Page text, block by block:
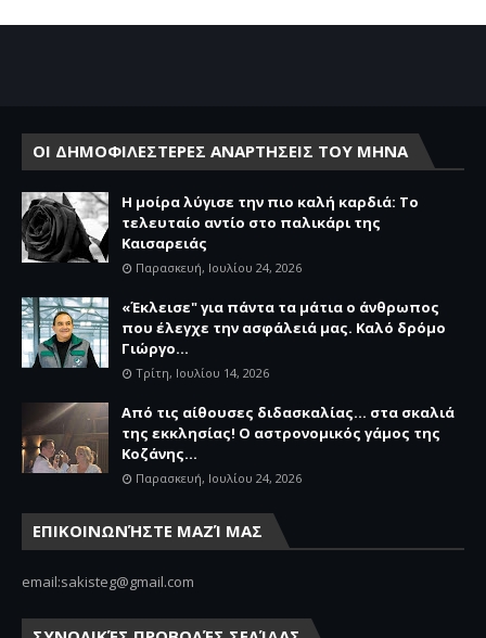
ΟΙ ΔΗΜΟΦΙΛΕΣΤΕΡΕΣ ΑΝΑΡΤΗΣΕΙΣ ΤΟΥ ΜΗΝΑ
Η μοίρα λύγισε την πιο καλή καρδιά: Το
τελευταίο αντίο στο παλικάρι της
Καισαρειάς
Παρασκευή, Ιουλίου 24, 2026
«Έκλεισε" για πάντα τα μάτια ο άνθρωπος
που έλεγχε την ασφάλειά μας. Καλό δρόμο
Γιώργο...
Τρίτη, Ιουλίου 14, 2026
Από τις αίθουσες διδασκαλίας… στα σκαλιά
της εκκλησίας! Ο αστρονομικός γάμος της
Κοζάνης...
Παρασκευή, Ιουλίου 24, 2026
ΕΠΙΚΟΙΝΩΝΉΣΤΕ ΜΑΖΊ ΜΑΣ
email:sakisteg@gmail.com